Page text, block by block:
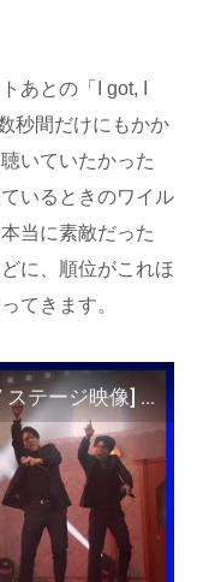
あとの「I got, I
秒間だけにもかか
いていたかった
いるときのワイル
当に素敵だった
に、順位がこれほ
てきます。
[THE FIRST 合宿擬似プロ審査 / ステージ映像] Move On / ショウタ、リョウキ、ラン、テン、シュント、リュウヘイ